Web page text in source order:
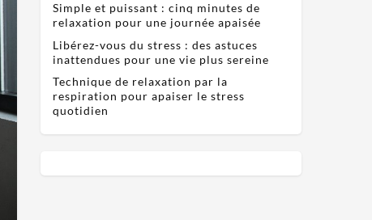
Simple et puissant : cinq minutes de
relaxation pour une journée apaisée
Libérez-vous du stress : des astuces
inattendues pour une vie plus sereine
Technique de relaxation par la
respiration pour apaiser le stress
quotidien